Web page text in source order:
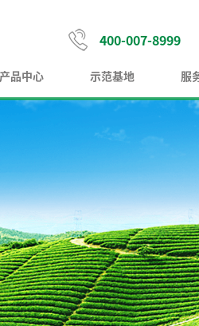
400-007-8999
产品中心 示范基地 服